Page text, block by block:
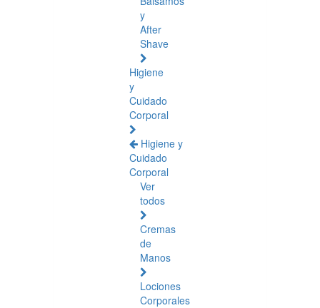
y
After
Shave
Higiene
y
Cuidado
Corporal
Higiene y
Cuidado
Corporal
Ver
todos
Cremas
de
Manos
Lociones
Corporales